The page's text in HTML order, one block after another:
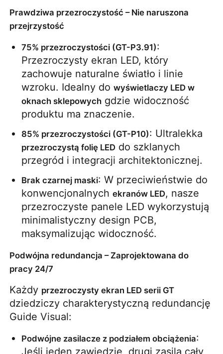
ekran LED na koncerty
Wynajem ekranów LED
Ściana wideo LED Cob
Ekran LED SMD
Płyty wyświetleniowe LED zewnętrzne
Zewnętrzny billboard ledowy
Prawdziwa przezroczystość – Nie naruszona
przejrzystość
75% przezroczystości (GT-P3.91):
Przezroczysty ekran LED, który
zachowuje naturalne światło i linie
wzroku. Idealny do wyświetlaczy LED w
oknach sklepowych gdzie widoczność
produktu ma znaczenie.
85% przezroczystości (GT-P10)
przezroczystą folię LED do szklanych
przegród i integracji architektonicznej.
Brak czarnej maski: W przeciwieństwie do
konwencjonalnych ekranów LED, nasze
przezroczyste panele LED wykorzystują
minimalistyczny design PCB,
maksymalizując widoczność.
Podwójna redundancja – Zaprojektowana do
pracy 24/7
Każdy przezroczysty ekran LED serii GT
dziedziczy charakterystyczną redundancję
Guide Visual:
Podwójne zasilacze z podziałem obciążenia: